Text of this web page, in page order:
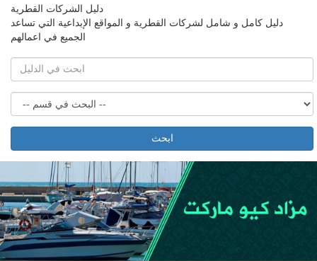
دليل الشركات القطرية
دليل كامل و شامل لشركات القطرية و المواقع الإبداعية التي تساعد
الجميع في اعمالهم
ابحث